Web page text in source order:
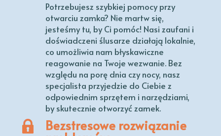
Potrzebujesz szybkiej pomocy przy
otwarciu zamka? Nie martw się,
jesteśmy tu, by Ci pomóc! Nasi zaufani i
doświadczeni ślusarze działają lokalnie,
co umożliwia nam błyskawiczne
reagowanie na Twoje wezwanie. Bez
względu na porę dnia czy nocy, nasz
specjalista przyjedzie do Ciebie z
odpowiednim sprzętem i narzędziami,
by skutecznie otworzyć zamek.
Bezstresowe rozwiązanie